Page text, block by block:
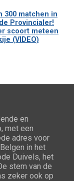
300 matchen in
Provincialer!
scoort meteen
(VIDEO)
en
met een
adres voor
in het
Duivels, het
stem van de
zeker ook op